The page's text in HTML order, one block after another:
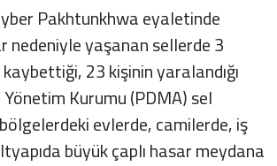
Pakhtunkhwa eyaletinde
nedeniyle yaşanan sellerde 3
kaybettiği, 23 kişinin yaralandığı
Kurumu (PDMA) sel
evlerde, camilerde, iş
büyük çaplı hasar meydana